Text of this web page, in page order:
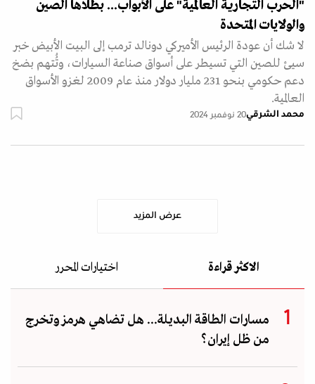
"الحرب التجارية العالمية" على الأبواب... بطلاها الصين
والولايات المتحدة
لا شك أن عودة الرئيس الأميركي دونالد ترمب إلى البيت الأبيض خبر
سيئ للصين التي تسيطر على أسواق صناعة السيارات، وتُُتهم بضخ
دعم حكومي بنحو 231 مليار دولار منذ عام 2009 لغزو الأسواق
العالمية.
محمد الشرقي20 نوفمبر 2024
عرض المزيد
الاكثر قراءة اختيارات المحرر
مسارات الطاقة البديلة... هل تضاهي هرمز وتخرج
من ظل إيران؟